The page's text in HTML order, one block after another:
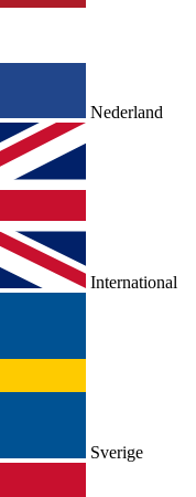
Nederland
International
Sverige